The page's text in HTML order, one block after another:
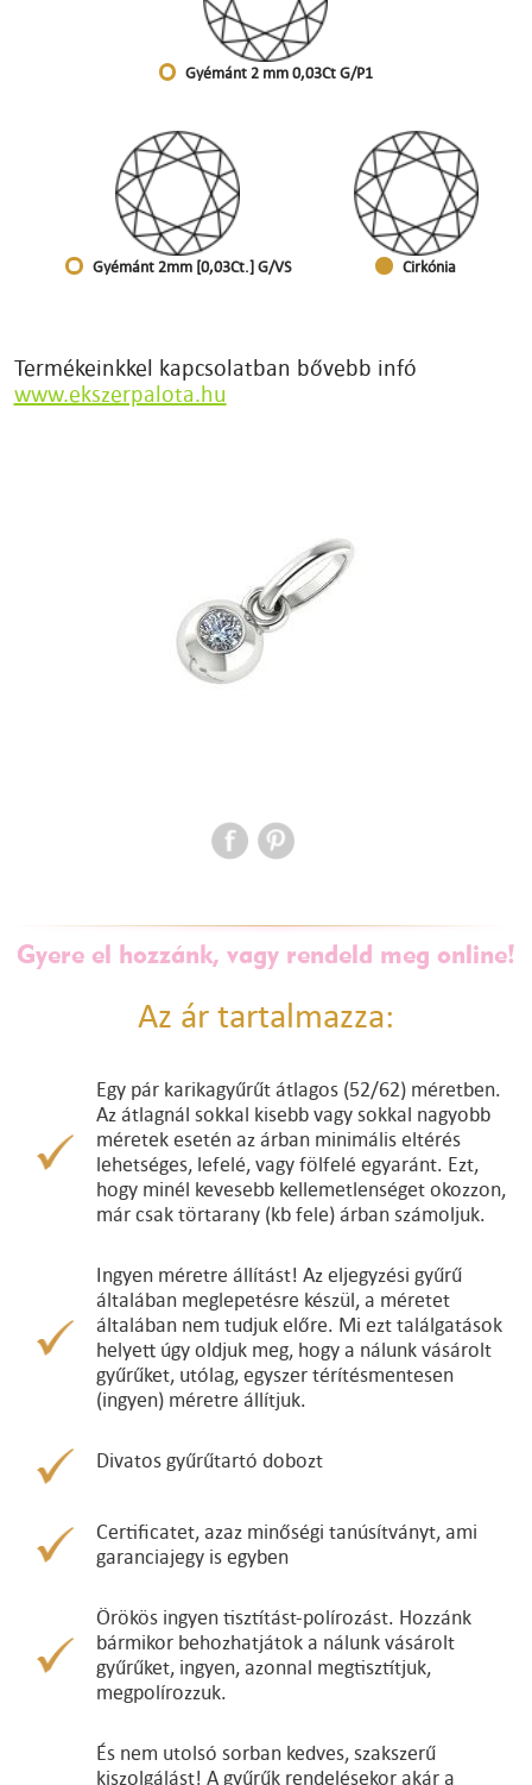
Gyémánt 2 mm 0,03Ct G/P1
Gyémánt 2mm [0,03Ct.] G/VS Cirkónia
Termékeinkkel kapcsolatban bővebb infó
www.ekszerpalota.hu
Gyere el hozzánk, vagy rendeld meg online!
Az ár tartalmazza:
Egy pár karikagyűrűt átlagos (52/62) méretben.
Az átlagnál sokkal kisebb vagy sokkal nagyobb
méretek esetén az árban minimális eltérés
lehetséges, lefelé, vagy fölfelé egyaránt. Ezt,
hogy minél kevesebb kellemetlenséget okozzon,
már csak törtarany (kb fele) árban számoljuk.
Ingyen méretre állítást! Az eljegyzési gyűrű
általában meglepetésre készül, a méretet
általában nem tudjuk előre. Mi ezt találgatások
helyett úgy oldjuk meg, hogy a nálunk vásárolt
gyűrűket, utólag, egyszer térítésmentesen
(ingyen) méretre állítjuk.
Divatos gyűrűtartó dobozt
Certificatet, azaz minőségi tanúsítványt, ami
garanciajegy is egyben
Örökös ingyen tisztítást-polírozást. Hozzánk
bármikor behozhatjátok a nálunk vásárolt
gyűrűket, ingyen, azonnal megtisztítjuk,
megpolírozzuk.
És nem utolsó sorban kedves, szakszerű
kiszolgálást! A gyűrűk rendelésekor akár a